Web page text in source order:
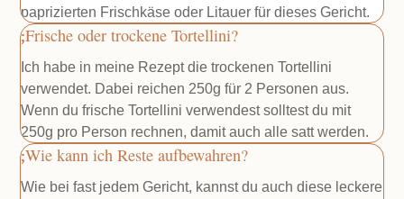
paprizierten Frischkäse oder Litauer für dieses Gericht.
Frische oder trockene Tortellini?
Ich habe in meine Rezept die trockenen Tortellini
verwendet. Dabei reichen 250g für 2 Personen aus.
Wenn du frische Tortellini verwendest solltest du mit
250g pro Person rechnen, damit auch alle satt werden.
Wie kann ich Reste aufbewahren?
Wie bei fast jedem Gericht, kannst du auch diese leckere